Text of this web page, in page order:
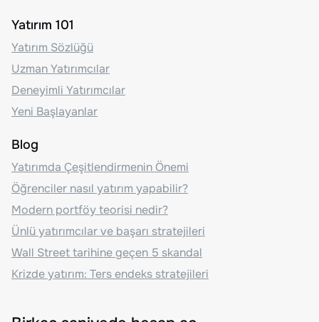
Yatırım 101
Yatırım Sözlüğü
Uzman Yatırımcılar
Deneyimli Yatırımcılar
Yeni Başlayanlar
Blog
Yatırımda Çeşitlendirmenin Önemi
Öğrenciler nasıl yatırım yapabilir?
Modern portföy teorisi nedir?
Ünlü yatırımcılar ve başarı stratejileri
Wall Street tarihine geçen 5 skandal
Krizde yatırım: Ters endeks stratejileri